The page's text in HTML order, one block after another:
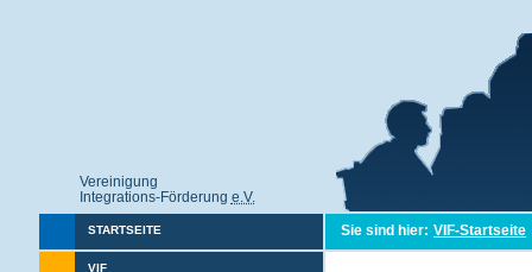
Vereinigung
Integrations-Förderung e.V.
STARTSEITE
VIF
Sie sind hier: VIF-Startseite